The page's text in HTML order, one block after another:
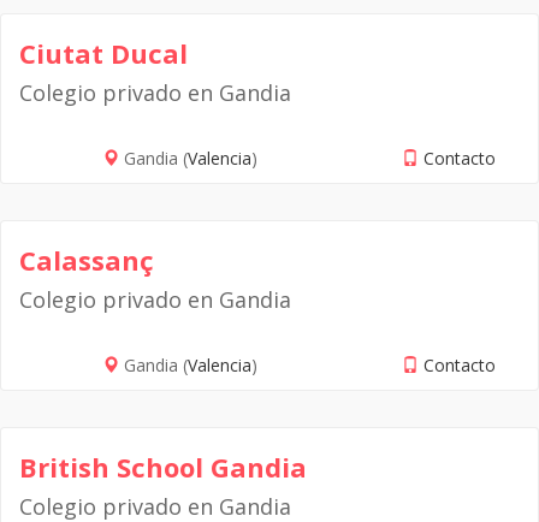
Ciutat Ducal
Colegio privado en Gandia
Gandia (Valencia) Contacto
Calassanç
Colegio privado en Gandia
Gandia (Valencia) Contacto
British School Gandia
Colegio privado en Gandia